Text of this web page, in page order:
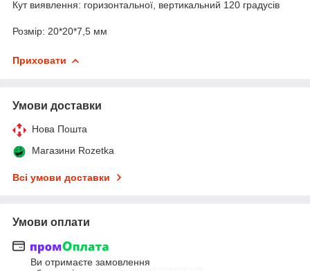
Кут виявлення: горизонтальної, вертикальний 120 градусів
Розмір: 20*20*7,5 мм
Приховати
Умови доставки
Нова Пошта
Магазини Rozetka
Всі умови доставки
Умови оплати
Ви отримаєте замовлення